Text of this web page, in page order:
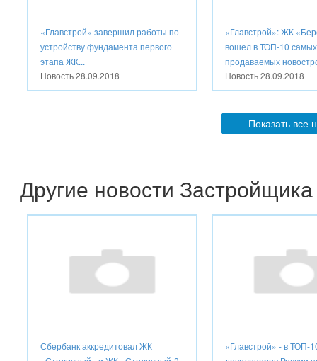
«Главстрой» завершил работы по
устройству фундамента первого
этапа ЖК...
Новость28.09.2018
«Главстрой»: ЖК
вошел в ТОП-10 самых
продаваемых
Новость28.09.2018
Показать все
Другие новости Застройщика
Сбербанк аккредитовал ЖК
«Главстрой» - в ТОП-